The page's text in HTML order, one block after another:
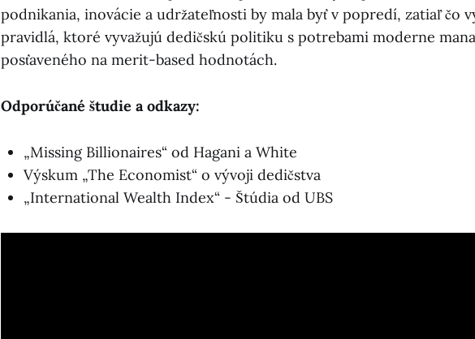
podnikania, inovácie a udržateľnosti by mala byť v popredí, zatiaľ čo
pravidlá, ktoré vyvažujú dedičskú politiku s potrebami moderne
posťaveného na merit-based hodnotách.
Odporúčané študie a odkazy:
„Missing Billionaires“ od Hagani a White
Výskum „The Economist“ o vývoji dedičstva
„International Wealth Index“ - Štúdia od UBS